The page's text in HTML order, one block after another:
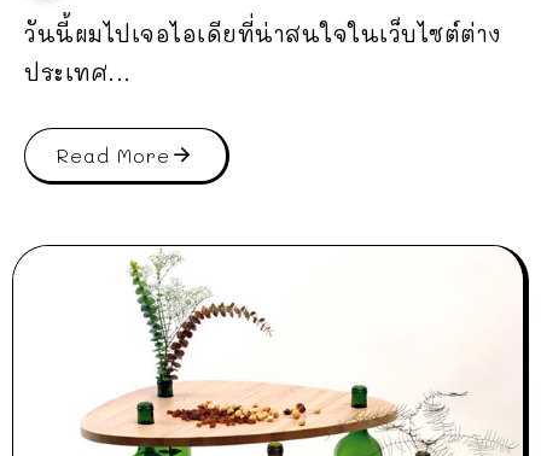
วันนี้ผมไปเจอไอเดียที่น่าสนใจในเว็บไซต์ต่าง
ประเทศ...
Read More